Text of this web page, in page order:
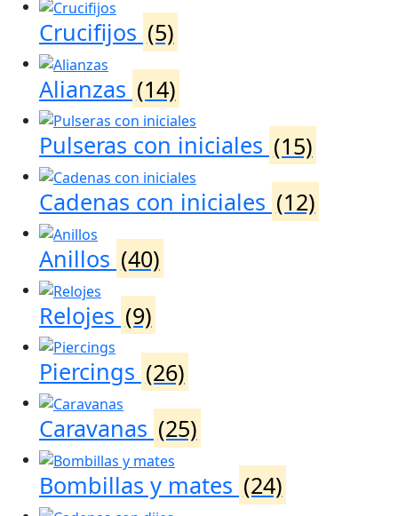
Crucifijos (5)
Alianzas (14)
Pulseras con iniciales (15)
Cadenas con iniciales (12)
Anillos (40)
Relojes (9)
Piercings (26)
Caravanas (25)
Bombillas y mates (24)